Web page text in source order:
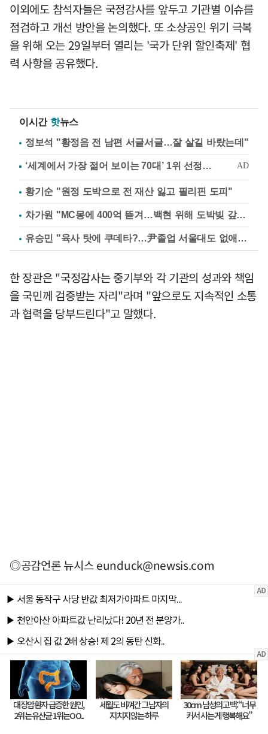
이외에도 참석자들은 국정감사를 앞두고 기관별 이슈를
점검하고 개선 방안을 논의했다. 또 소상공인 위기 극복
을 위해 오는 29일부터 열리는 '국가 단위 할인축제' 협
력 사항을 공유했다.
이시간 핫뉴스
정보석 "황정음 전 남편 서글서글…잘 살길 바랐는데"
황기순 "원정 도박으로 전 재산 잃고 필리핀 도피"
차가원 "MC몽에 400억 뜯겨…백현 위해 도박빚 갚아줘"
유승민 "육사 탓에 쿠데타?…尹졸업 서울대도 없애나"
한 장관은 "국정감사는 중기부와 각 기관의 성과와 책임
을 국민께 검증받는 자리"라며 "앞으로도 지속적인 소통
과 협력을 당부드린다"고 말했다.
◎공감언론 뉴시스eunduck@newsis.com